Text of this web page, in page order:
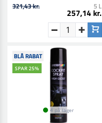
321,43 kr. 5 L
257,14 kr.
BLÅ RABAT
SPAR 25%
4 på lager